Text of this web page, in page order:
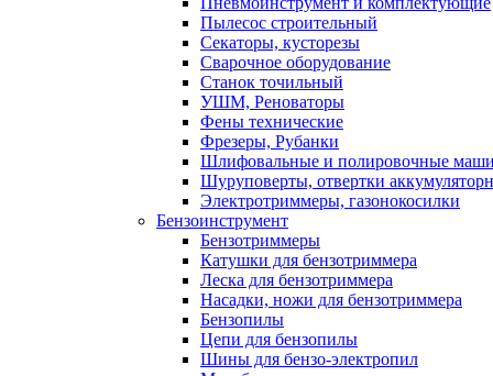
Пылесос строительный
Секаторы, кусторезы
Сварочное оборудование
Станок точильный
УШМ, Реноваторы
Фены технические
Фрезеры, Рубанки
Шлифовальные и полировочные
Шуруповерты, отвертки
Электротриммеры, газонокосилки
Бензоинструмент
Бензотриммеры
Катушки для бензотриммера
Леска для бензотриммера
Насадки, ножи для бензотриммера
Бензопилы
Цепи для бензопилы
Шины для бензо-электропил